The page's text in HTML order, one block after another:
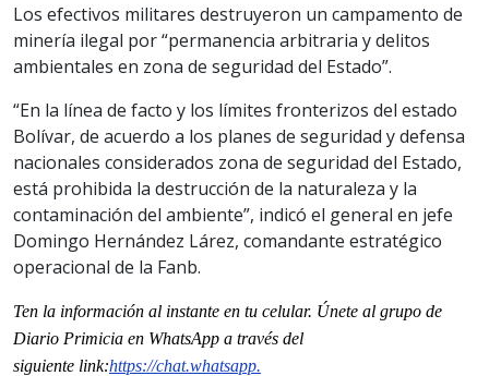
Los efectivos militares destruyeron un campamento de
minería ilegal por “permanencia arbitraria y delitos
ambientales en zona de seguridad del Estado”.
“En la línea de facto y los límites fronterizos del estado
Bolívar, de acuerdo a los planes de seguridad y defensa
nacionales considerados zona de seguridad del Estado,
está prohibida la destrucción de la naturaleza y la
contaminación del ambiente”, indicó el general en jefe
Domingo Hernández Lárez, comandante estratégico
operacional de la Fanb.
Ten la información al instante en tu celular. Únete al grupo de
Diario Primicia en WhatsApp a través del
siguiente link:https://chat.whatsapp.